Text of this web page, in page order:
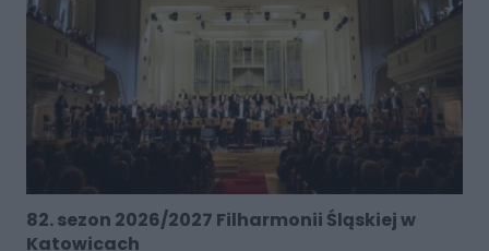
82. sezon 2026/2027 Filharmonii Śląskiej w
Katowicach